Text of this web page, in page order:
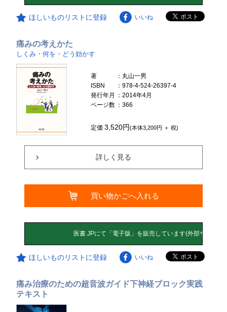
ほしいものリストに登録 いいね
痛みの考えかた
しくみ・何を・どう効かす
著
：丸山一男
ISBN
：978-4-524-26397-4
発行年月
：2014年4月
ページ数 ：366
定価3,520円(本体3,200円 ＋ 税)
詳しく見る
買い物かごへ入れる
ほしいものリストに登録 いいね
痛み治療のための超音波ガイド下神経ブロック実践
テキスト